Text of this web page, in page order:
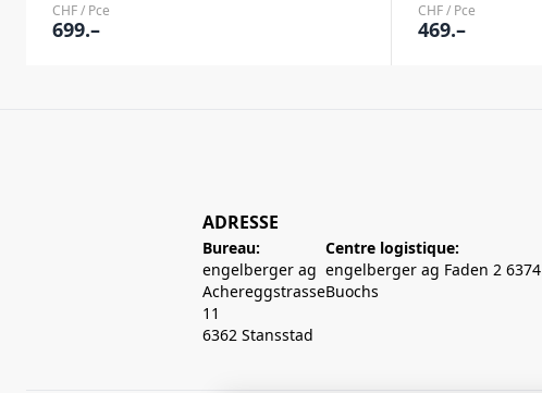
CHF / Pce
699.–
CHF / Pce
469.–
ADRESSE
Bureau:
engelberger ag
Achereggstrasse
11
6362 Stansstad
Centre logistique:
engelberger ag Faden 2 6374
Buochs